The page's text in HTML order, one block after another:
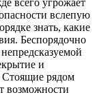
вслепую
знать, какие
Беспорядочно
и
Стоящие рядом
возможности